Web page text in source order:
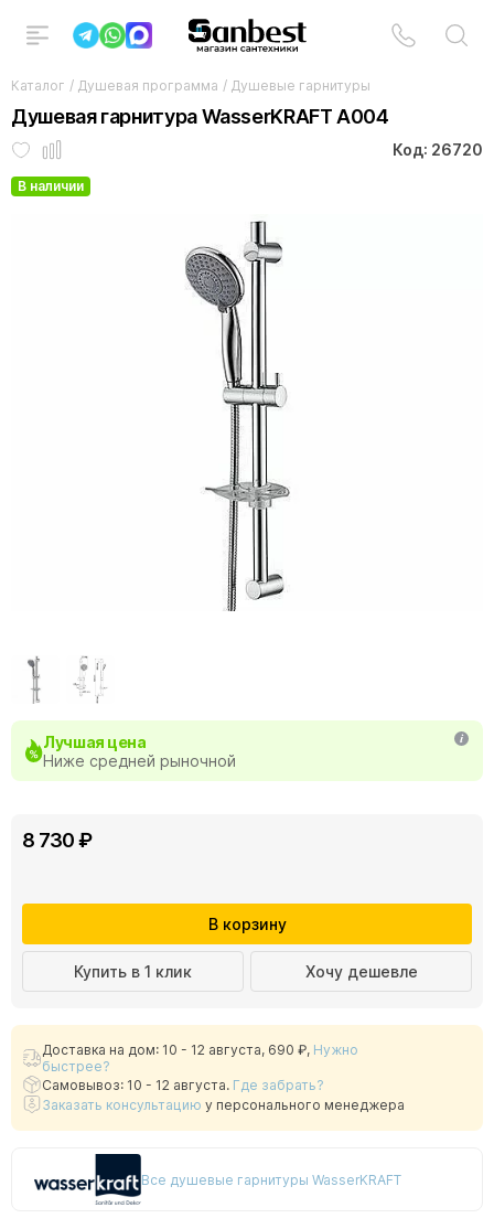
Каталог / Душевая программа / Душевые гарнитуры
Душевая гарнитура WasserKRAFT A004
Код: 26720
В наличии
Лучшая цена
Ниже средней рыночной
8 730 ₽
В корзину
Купить в 1 клик Хочу дешевле
Доставка на дом: 10 - 12 августа, 690 ₽, Нужно
быстрее?
Самовывоз: 10 - 12 августа. Где забрать?
Заказать консультацию у персонального менеджера
Все душевые гарнитуры WasserKRAFT